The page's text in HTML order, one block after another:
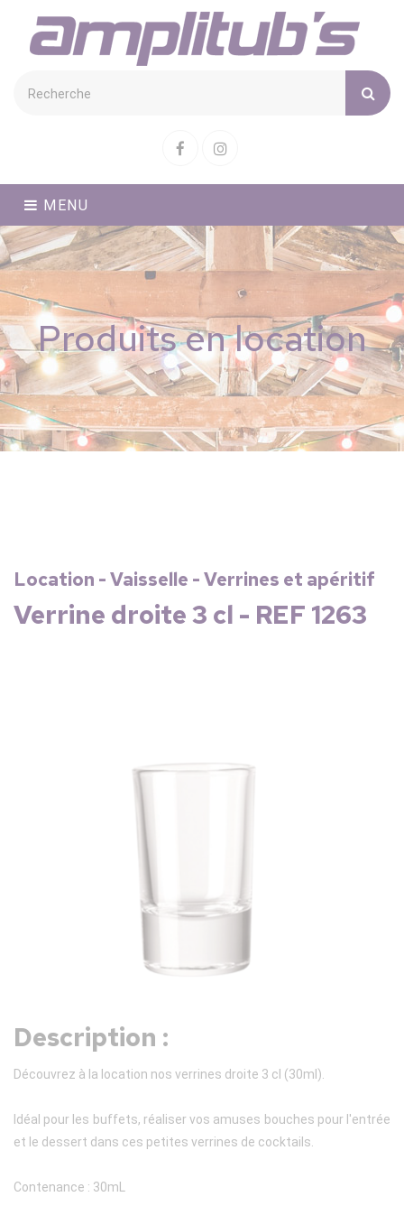
FacebookInstagram
MENU
Produits en location
Location - Vaisselle - Verrines et apéritif
Verrine droite 3 cl - REF 1263
Description :
Découvrez à la location nos verrines droite 3 cl (30ml).
Idéal pour les buffets, réaliser vos amuses bouches pour l'entrée
et le dessert dans ces petites verrines de cocktails.
Contenance : 30mL
Cookies management panel